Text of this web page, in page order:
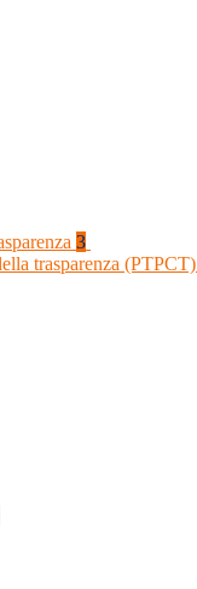
3
trasparenza (PTPCT)